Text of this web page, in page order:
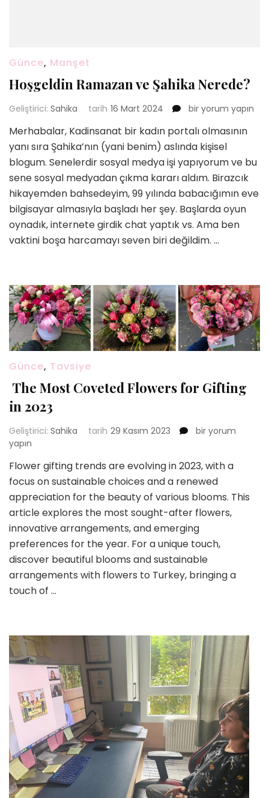
Günce, Manşet
Hoşgeldin Ramazan ve Şahika Nerede?
Geliştirici: Sahika tarih 16 Mart 2024
Hoşgeldin
ve
Şahika
Nerede?
için
bir yorum yapın
Merhabalar, Kadinsanat bir kadın portalı olmasının
yanı sıra Şahika’nın (yani benim) aslında kişisel
blogum. Senelerdir sosyal medya işi yapıyorum ve bu
sene sosyal medyadan çıkma kararı aldım. Birazcık
hikayemden bahsedeyim, 99 yılında babacığımın eve
bilgisayar almasıyla başladı her şey. Başlarda oyun
oynadık, internete girdik chat yaptık vs. Ama ben
vaktini boşa harcamayı seven biri değildim. …
Günce, Tavsiye
The Most Coveted Flowers for Gifting
in 2023
Geliştirici: Sahika tarih 29 Kasım 2023
The
Flowers
for
Gifting
in
2023
için
bir yorum
yapın
Flower gifting trends are evolving in 2023, with a
focus on sustainable choices and a renewed
appreciation for the beauty of various blooms. This
article explores the most sought-after flowers,
innovative arrangements, and emerging
preferences for the year. For a unique touch,
discover beautiful blooms and sustainable
arrangements with flowers to Turkey, bringing a
touch of …